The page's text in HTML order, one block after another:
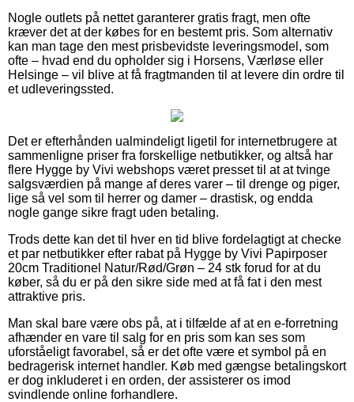
Nogle outlets på nettet garanterer gratis fragt, men ofte
kræver det at der købes for en bestemt pris. Som alternativ
kan man tage den mest prisbevidste leveringsmodel, som
ofte – hvad end du opholder sig i Horsens, Værløse eller
Helsinge – vil blive at få fragtmanden til at levere din ordre til
et udleveringssted.
Det er efterhånden ualmindeligt ligetil for internetbrugere at
sammenligne priser fra forskellige netbutikker, og altså har
flere Hygge by Vivi webshops været presset til at at tvinge
salgsværdien på mange af deres varer – til drenge og piger,
lige så vel som til herrer og damer – drastisk, og endda
nogle gange sikre fragt uden betaling.
Trods dette kan det til hver en tid blive fordelagtigt at checke
et par netbutikker efter rabat på Hygge by Vivi Papirposer
20cm Traditionel Natur/Rød/Grøn – 24 stk forud for at du
køber, så du er på den sikre side med at få fat i den mest
attraktive pris.
Man skal bare være obs på, at i tilfælde af at en e-forretning
afhænder en vare til salg for en pris som kan ses som
uforståeligt favorabel, så er det ofte være et symbol på en
bedragerisk internet handler. Køb med gængse betalingskort
er dog inkluderet i en orden, der assisterer os imod
svindlende online forhandlere.